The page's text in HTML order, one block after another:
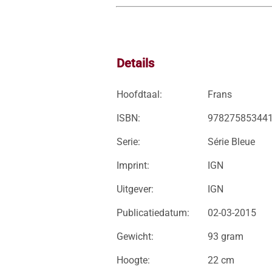
Details
Hoofdtaal: Frans
ISBN:
Serie: Série Bleue
Imprint: IGN
Uitgever: IGN
Publicatiedatum: 02-03-2015
Gewicht: 93 gram
Hoogte: 22 cm